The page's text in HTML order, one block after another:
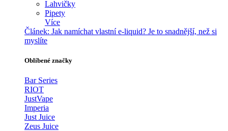
Lahvičky
Pipety
Více
Článek: Jak namíchat vlastní e-liquid? Je to snadnější, než si
myslíte
Oblíbené značky
Bar Series
RIOT
JustVape
Imperia
Just Juice
Zeus Juice